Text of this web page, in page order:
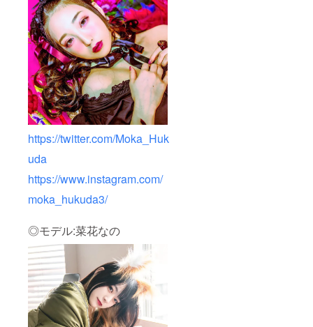
https://twitter.com/Moka_Huk
uda
https://www.instagram.com/
moka_hukuda3/
◎モデル:菜花なの